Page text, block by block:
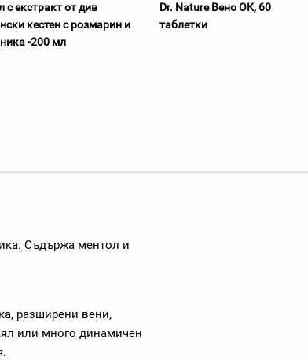
с екстракт от див
кестен с розмарин и
-200 мл
Dr. Nature Вено ОК, 60
таблетки
Съдържа ментол и
разширени вени,
или много динамичен